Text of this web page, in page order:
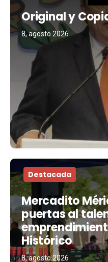
Original y
8, agosto 2026
Destacada
Mercadito
puertas al
Histórico
8, agosto 2026